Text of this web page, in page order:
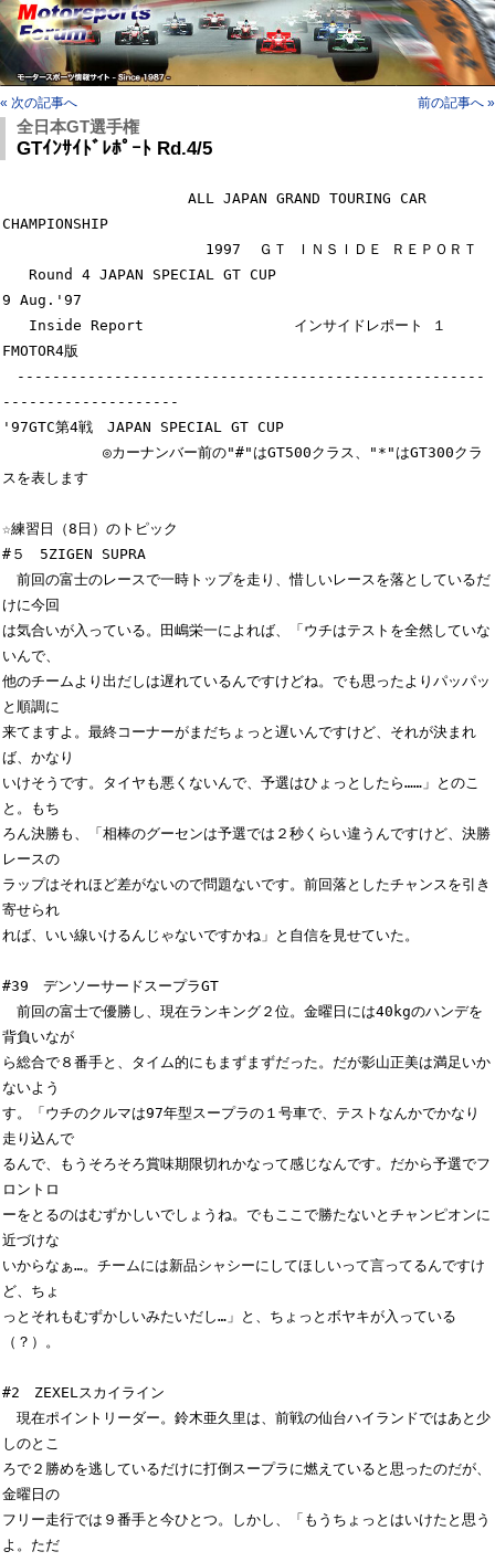
« 次の記事へ 前の記事へ »
全日本GT選手権
GTｲﾝｻｲﾄﾞﾚﾎﾟｰﾄ Rd.4/5
CHAMPIONSHIP
9 Aug.'97
FMOTOR4版
-----------------------------------------------------
--------------------
'97GTC第4戦　JAPAN SPECIAL GT CUP
◎カーナンバー前の"#"はGT500クラス、"*"はGT300クラ
スを表します
☆練習日（8日）のトピック
#５　5ZIGEN SUPRA
前回の富士のレースで一時トップを走り、惜しいレースを落としているだ
けに今回
は気合いが入っている。田嶋栄一によれば、「ウチはテストを全然していな
いんで、
他のチームより出だしは遅れているんですけどね。でも思ったよりパッパッ
と順調に
来てますよ。最終コーナーがまだちょっと遅いんですけど、それが決まれ
ば、かなり
いけそうです。タイヤも悪くないんで、予選はひょっとしたら……」とのこ
と。もち
ろん決勝も、「相棒のグーセンは予選では２秒くらい違うんですけど、決勝
レースの
ラップはそれほど差がないので問題ないです。前回落としたチャンスを引き
寄せられ
れば、いい線いけるんじゃないですかね」と自信を見せていた。
#39　デンソーサードスープラGT
前回の富士で優勝し、現在ランキング２位。金曜日には40kgのハンデを
背負いなが
ら総合で８番手と、タイム的にもまずまずだった。だが影山正美は満足いか
ないよう
す。「ウチのクルマは97年型スープラの１号車で、テストなんかでかなり
走り込んで
るんで、もうそろそろ賞味期限切れかなって感じなんです。だから予選でフ
ロントロ
ーをとるのはむずかしいでしょうね。でもここで勝たないとチャンピオンに
近づけな
いからなぁ…。チームには新品シャシーにしてほしいって言ってるんですけ
ど、ちょ
っとそれもむずかしいみたいだし…」と、ちょっとボヤキが入っている
（？）。
#2　ZEXELスカイライン
現在ポイントリーダー。鈴木亜久里は、前戦の仙台ハイランドではあと少
しのとこ
ろで２勝めを逃しているだけに打倒スープラに燃えていると思ったのだが、
金曜日の
フリー走行では９番手と今ひとつ。しかし、「もうちょっとはいけたと思う
よ。ただ